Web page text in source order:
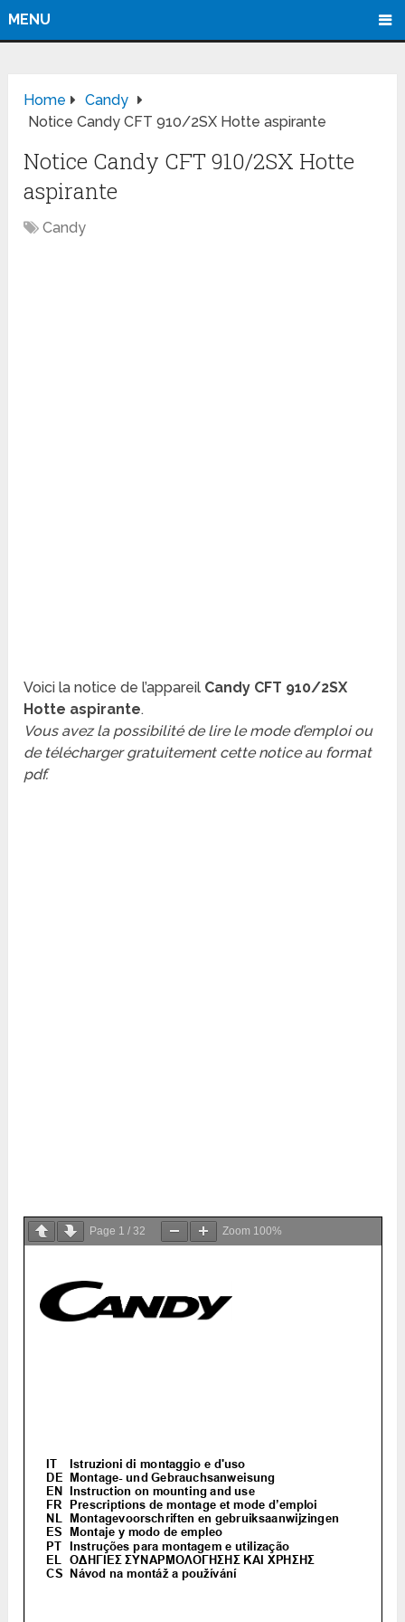
MENU
Home
Candy
Notice Candy CFT 910/2SX Hotte aspirante
Notice Candy CFT 910/2SX Hotte
aspirante
Candy
Voici la notice de l’appareil Candy CFT 910/2SX
Hotte aspirante.
Vous avez la possibilité de lire le mode d’emploi ou
de télécharger gratuitement cette notice au format
pdf.
Page 1 /32 Zoom 100%